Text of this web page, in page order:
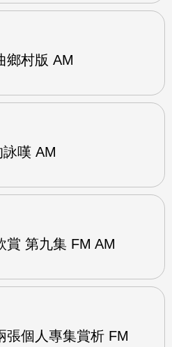
鄉村版 AM
嘆 AM
賞 第九集 FM AM
張個人專集賞析 FM